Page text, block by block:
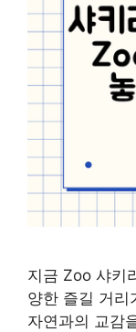
지금 Zoo 샤키
양한 즐길 거리
자연과의 교감